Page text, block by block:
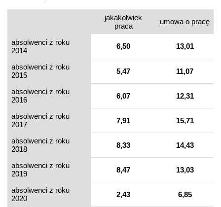
jakakolwiek
praca
umowa o pracę
absolwenci z roku
2014
6,50 13,01
absolwenci z roku
2015
5,47 11,07
absolwenci z roku
2016
6,07 12,31
absolwenci z roku
2017
7,91 15,71
absolwenci z roku
2018
8,33 14,43
absolwenci z roku
2019
8,47 13,03
absolwenci z roku
2020
2,43 6,85